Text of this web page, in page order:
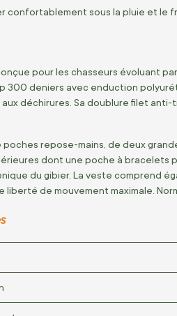
sous la pluie et le
pour les chasseurs évoluant
deniers avec enduction
déchirures. Sa doublure filet
repose-mains, de deux
dont une poche à bracelets
du gibier. La veste comprend
de mouvement maximale.